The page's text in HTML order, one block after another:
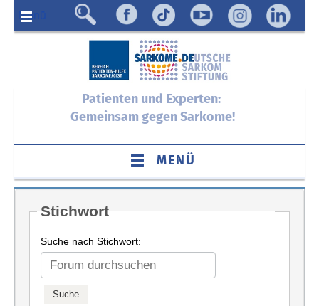
Menü
Patienten und Experten:
Gemeinsam gegen Sarkome!
MENÜ
Stichwort
Suche nach Stichwort: